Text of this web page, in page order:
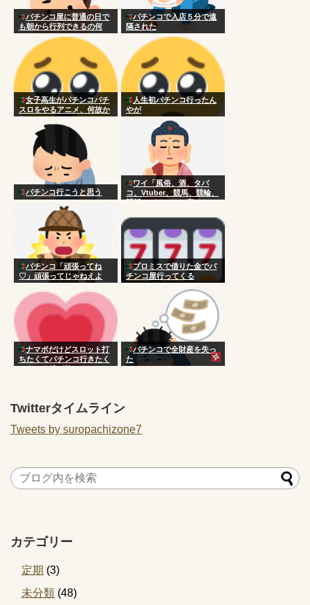
パチンコ屋に普通の日で
も朝から行列できるの何
で？
パチンコで入店５分で遠
隔された
女子高生がパチンコパチ
スロをやるアニメ、何故か
ない
人生初パチンコ行ったん
やが
パチンコ行こうと思う
ワイ「風俗、酒、タバ
コ、Vtuber、競馬、競輪、
競艇、パチンコ、宝くじ一
ん」
パチンコ「頑張ってね
♡」頑張ってじゃねえよ
プロミスで借りた金でパ
チンコ屋行ってくる
ナマポだけどスロット打
ちたくてパチンコ行きたく
てあぶく銭が欲しくて
パチンコで全財産を失っ
た
Twitterタイムライン
Tweets by suropachizone7
カテゴリー
定期 (3)
未分類 (48)